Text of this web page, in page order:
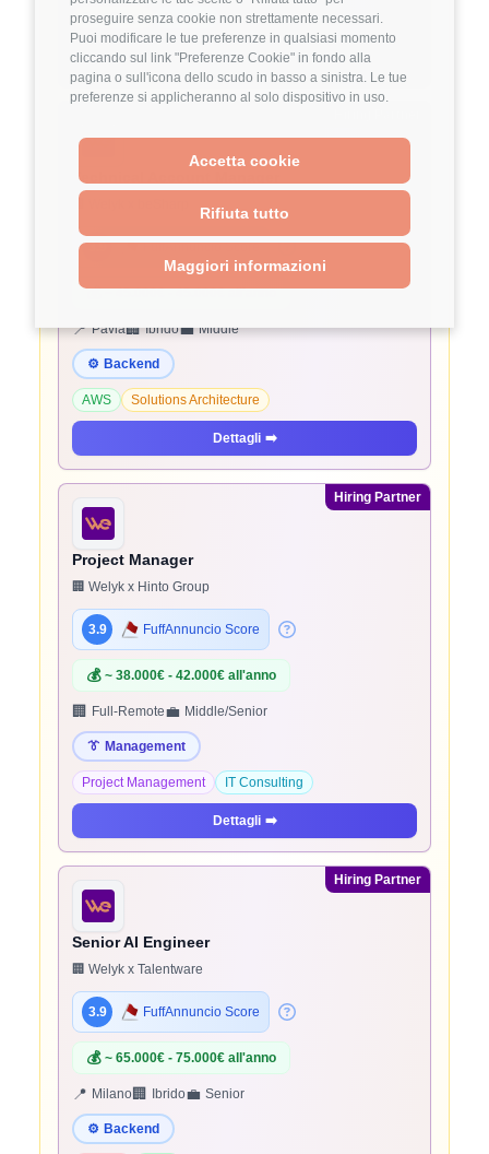
proseguire senza cookie non strettamente necessari.
Puoi modificare le tue preferenze in qualsiasi momento
cliccando sul link "Preferenze Cookie" in fondo alla
pagina o sull'icona dello scudo in basso a sinistra. Le tue
preferenze si applicheranno al solo dispositivo in uso.
Accetta cookie
Rifiuta tutto
Maggiori informazioni
TypeScript Node.js
Dettagli ➡️
Technical Account Manager
3.9 FuffAnnuncio Score
💰 ~ 45.000€ - 45.000€ all'anno
📍 Pavia🏢 Ibrido💼 Middle
⚙️ Backend
AWS Solutions Architecture
Dettagli ➡️
Hiring Partner
Project Manager
🏢 Welyk x Hinto Group
3.9 FuffAnnuncio Score
💰 ~ 38.000€ - 42.000€ all'anno
🏢 Full-Remote💼 Middle/Senior
👔 Management
Project Management IT Consulting
Dettagli ➡️
Hiring Partner
Senior AI Engineer
🏢 Welyk x Talentware
3.9 FuffAnnuncio Score
💰 ~ 65.000€ - 75.000€ all'anno
📍 Milano🏢 Ibrido💼 Senior
⚙️ Backend